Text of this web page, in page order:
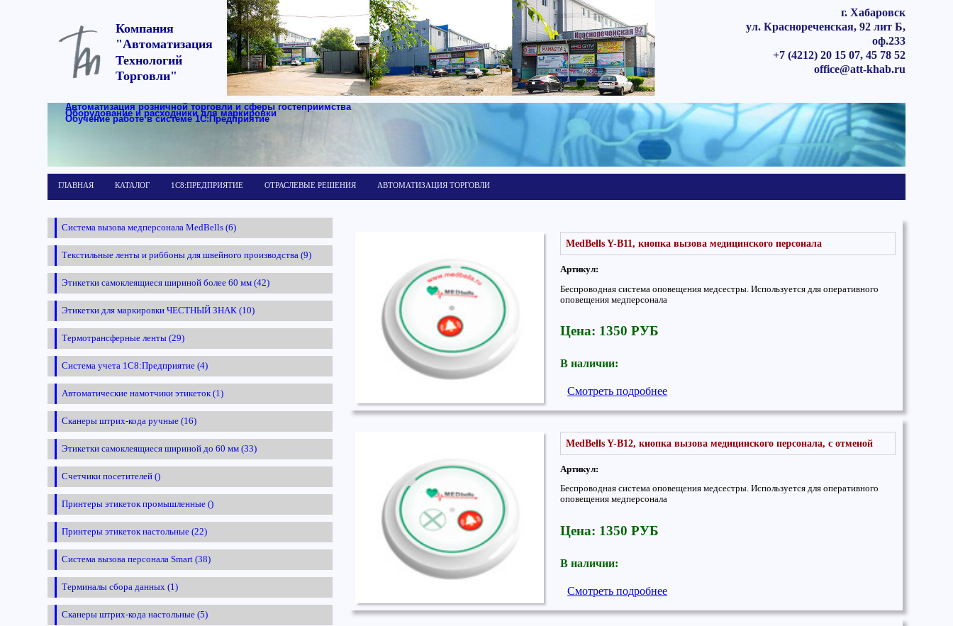
Компания
"Автоматизация
Технологий
Торговли"
г. Хабаровск
ул. Краснореченская, 92 лит Б,
оф.233
+7 (4212) 20 15 07, 45 78 52
office@att-khab.ru
Автоматизация розничной торговли и сферы гостеприимства
Оборудование и расходники для маркировки
Обучение работе в системе 1С:Предприятие
ГЛАВНАЯ КАТАЛОГ 1С8:ПРЕДПРИЯТИЕ ОТРАСЛЕВЫЕ РЕШЕНИЯ АВТОМАТИЗАЦИЯ ТОРГОВЛИ
Система вызова медперсонала MedBells (6)
Текстильные ленты и риббоны для швейного производства (9)
Этикетки самоклеящиеся шириной более 60 мм (42)
Этикетки для маркировки ЧЕСТНЫЙ ЗНАК (10)
Термотрансферные ленты (29)
Система учета 1С8:Предприятие (4)
Автоматические намотчики этикеток (1)
Сканеры штрих-кода ручные (16)
Этикетки самоклеящиеся шириной до 60 мм (33)
Счетчики посетителей ()
Принтеры этикеток промышленные ()
Принтеры этикеток настольные (22)
Система вызова персонала Smart (38)
Терминалы сбора данных (1)
Сканеры штрих-кода настольные (5)
MedBells Y-B11, кнопка вызова медицинского персонала
Артикул:
Беспроводная система оповещения медсестры. Используется для оперативного
оповещения медперсонала
Цена: 1350 РУБ
В наличии:
Смотреть подробнее
MedBells Y-B12, кнопка вызова медицинского персонала, с отменой
Артикул:
Беспроводная система оповещения медсестры. Используется для оперативного
оповещения медперсонала
Цена: 1350 РУБ
В наличии:
Смотреть подробнее